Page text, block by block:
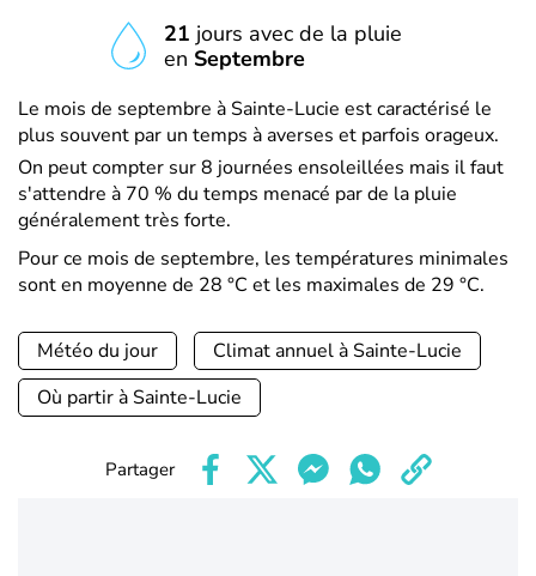
21 jours avec de la pluie
en Septembre
Le mois de septembre à Sainte-Lucie est caractérisé le
plus souvent par un temps à averses et parfois orageux.
On peut compter sur 8 journées ensoleillées mais il faut
s'attendre à 70 % du temps menacé par de la pluie
généralement très forte.
Pour ce mois de septembre, les températures minimales
sont en moyenne de 28 °C et les maximales de 29 °C.
Météo du jour
Climat annuel à Sainte-Lucie
Où partir à Sainte-Lucie
Partager